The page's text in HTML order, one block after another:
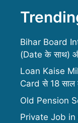
Bihar Board
(Date के साथ)
Loan Kaise
Card से 18 साल
Old Pension
Private Job in